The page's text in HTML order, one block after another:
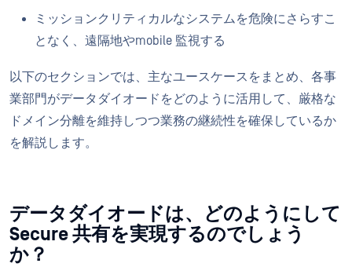
ミッションクリティカルなシステムを危険にさらすこ
となく、遠隔地やmobile 監視する
以下のセクションでは、主なユースケースをまとめ、各事
業部門がデータダイオードをどのように活用して、厳格な
ドメイン分離を維持しつつ業務の継続性を確保しているか
を解説します。
データダイオードは、どのようにして
Secure 共有を実現するのでしょう
か？